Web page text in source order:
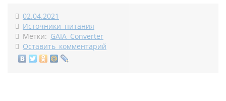
02.04.2021
Источники питания
Метки: GAIA Converter
Оставить комментарий